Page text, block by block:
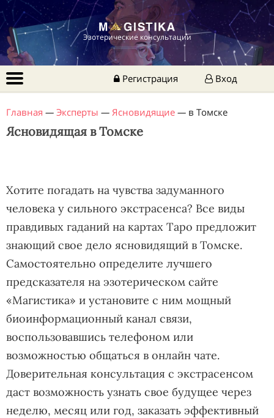
Эзотерические консультации
Регистрация Вход
Главная — Эксперты — Ясновидящие — в Томске
Ясновидящая в Томске
Хотите погадать на чувства задуманного
человека у сильного экстрасенса? Все виды
правдивых гаданий на картах Таро предложит
знающий свое дело ясновидящий в Томске.
Самостоятельно определите лучшего
предсказателя на эзотерическом сайте
«Магистика» и установите с ним мощный
биоинформационный канал связи,
воспользовавшись телефоном или
возможностью общаться в онлайн чате.
Доверительная консультация с экстрасенсом
даст возможность узнать свое будущее через
неделю, месяц или год, заказать эффективный